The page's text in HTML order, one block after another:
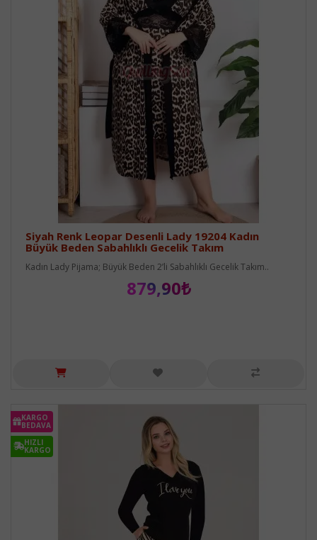
Siyah Renk Leopar Desenli Lady 19204 Kadın
Büyük Beden Sabahlıklı Gecelik Takım
Kadın Lady Pijama; Büyük Beden 2’li Sabahlıklı Gecelik Takım..
879,90₺
KARGO
BEDAVA
HIZLI
KARGO